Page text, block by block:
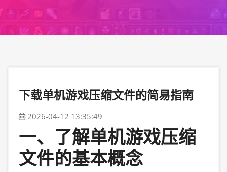
下载单机游戏压缩文件的简易指南
2026-04-12 13:35:49
一、了解单机游戏压缩
文件的基本概念